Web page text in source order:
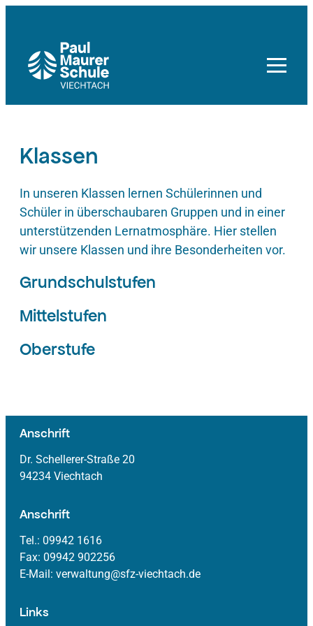
springen
Klassen
In unseren Klassen lernen Schülerinnen und
Schüler in überschaubaren Gruppen und in einer
unterstützenden Lernatmosphäre. Hier stellen
wir unsere Klassen und ihre Besonderheiten vor.
Grundschulstufen
Mittelstufen
Oberstufe
Anschrift
Dr. Schellerer-Straße 20
94234 Viechtach
Anschrift
Tel.: 09942 1616
Fax: 09942 902256
E-Mail: verwaltung@sfz-viechtach.de
Links